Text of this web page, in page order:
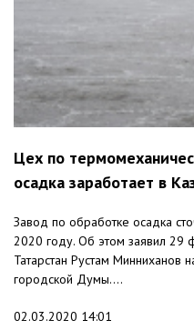
Цех по
осадка заработает в
Завод по обработке осадка
2020 году. Об этом заявил 29
Татарстан Рустам Минниханов
городской Думы....
02.03.2020 14:01